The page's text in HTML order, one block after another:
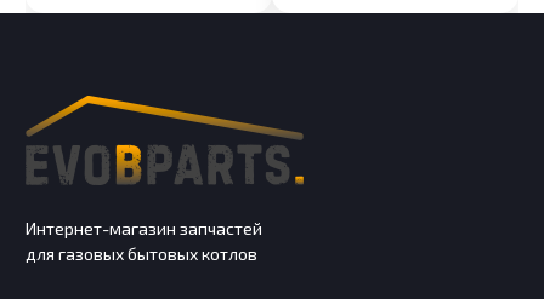
Интернет-магазин запчастей
для газовых бытовых котлов